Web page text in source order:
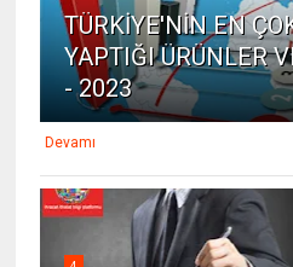
TÜRKİYE'NİN EN
YAPTIĞI ÜRÜNLER
- 2023
Devamı